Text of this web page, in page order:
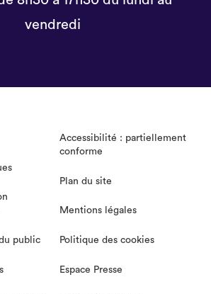
vendredi
public
Accessibilité : partiellement
conforme
Plan du site
Mentions légales
Politique des cookies
Espace Presse